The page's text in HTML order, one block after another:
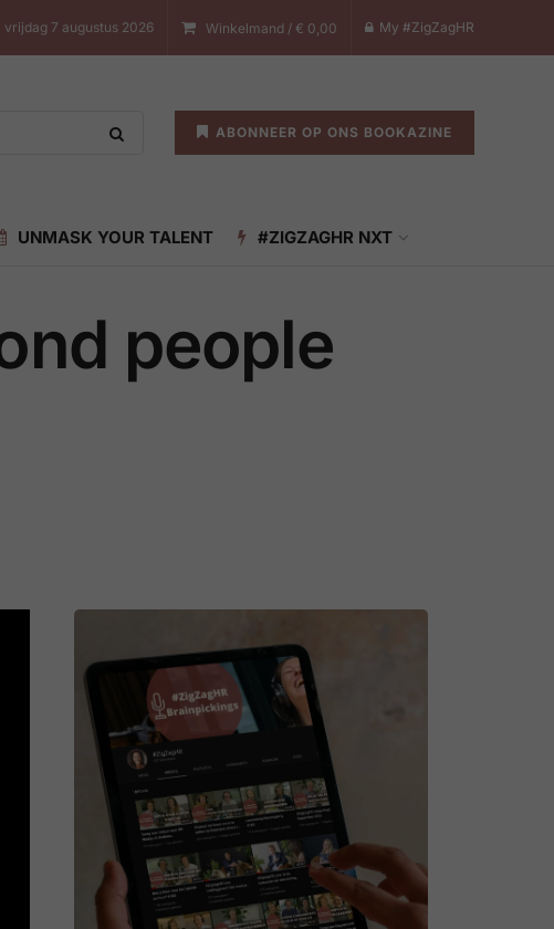
vrijdag 7 augustus 2026 Winkelmand / € 0,00 My #ZigZagHR
ABONNEER OP ONS BOOKAZINE
UNMASK YOUR TALENT #ZIGZAGHR NXT
people